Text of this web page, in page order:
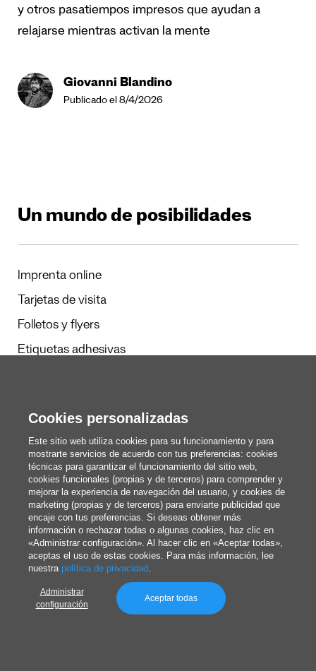
y otros pasatiempos impresos que ayudan a
relajarse mientras activan la mente
Giovanni Blandino
Publicado el 8/4/2026
Un mundo de posibilidades
Imprenta online
Tarjetas de visita
Folletos y flyers
Etiquetas adhesivas
Cajas personalizadas
Bolsas personalizadas
Revistas, libros y catálogos
Lienzos personalizados
Merchandising
Calendarios y agendas
Redacción
Cookies personalizadas
Este sitio web utiliza cookies para su funcionamiento y para
mostrarte servicios de acuerdo con tus preferencias: cookies
técnicas para garantizar el funcionamiento del sitio web,
cookies funcionales (propias y de terceros) para comprender y
mejorar la experiencia de navegación del usuario, y cookies de
marketing (propias y de terceros) para enviarte publicidad que
encaje con tus preferencias. Si deseas obtener más
información o rechazar todas o algunas cookies, haz clic en
«Administrar configuración». Al hacer clic en «Aceptar todas»,
aceptas el uso de estas cookies. Para más información, lee
nuestra política de privacidad.
Administrar
configuración
Aceptar todas